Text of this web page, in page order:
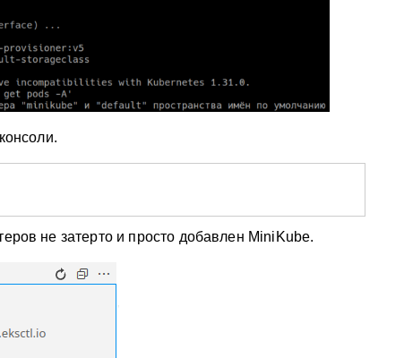
не затерто и просто добавлен MiniKube.